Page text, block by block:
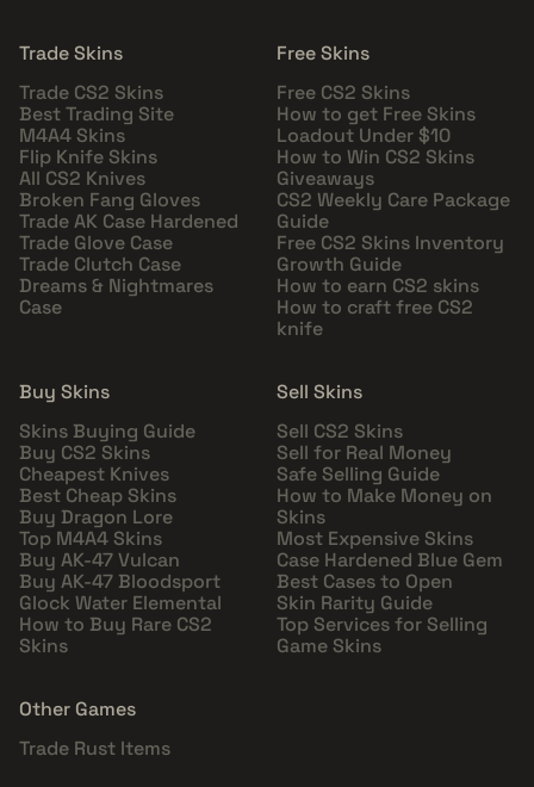
Trade Skins
Trade CS2 Skins
Best Trading Site
M4A4 Skins
Flip Knife Skins
All CS2 Knives
Broken Fang Gloves
Trade AK Case Hardened
Trade Glove Case
Trade Clutch Case
Dreams & Nightmares
Case
Free Skins
Free CS2 Skins
How to get Free Skins
Loadout Under $10
How to Win CS2 Skins
Giveaways
CS2 Weekly Care Package
Guide
Free CS2 Skins Inventory
Growth Guide
How to earn CS2 skins
How to craft free CS2
knife
Buy Skins
Skins Buying Guide
Buy CS2 Skins
Cheapest Knives
Best Cheap Skins
Buy Dragon Lore
Top M4A4 Skins
Buy AK-47 Vulcan
Buy AK-47 Bloodsport
Glock Water Elemental
How to Buy Rare CS2
Skins
Sell Skins
Sell CS2 Skins
Sell for Real Money
Safe Selling Guide
How to Make Money on
Skins
Most Expensive Skins
Case Hardened Blue Gem
Best Cases to Open
Skin Rarity Guide
Top Services for Selling
Game Skins
Other Games
Trade Rust Items